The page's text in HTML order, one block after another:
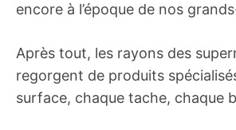
encore à l’époque de nos
Après tout, les rayons des
regorgent de produits
surface, chaque tache, chaque